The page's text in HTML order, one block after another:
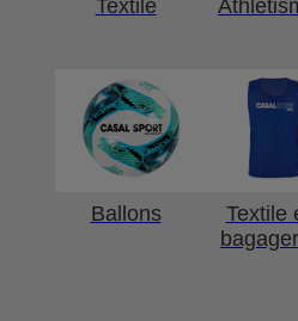
Textile
Ballons
Textile